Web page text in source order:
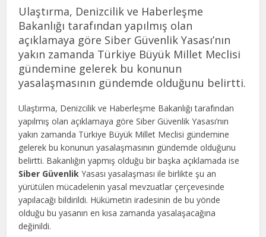
Ulaştırma, Denizcilik ve Haberleşme
Bakanlığı tarafından yapılmış olan
açıklamaya göre Siber Güvenlik Yasası’nın
yakın zamanda Türkiye Büyük Millet Meclisi
gündemine gelerek bu konunun
yasalaşmasının gündemde olduğunu belirtti.
Ulaştırma, Denizcilik ve Haberleşme Bakanlığı tarafından
yapılmış olan açıklamaya göre Siber Güvenlik Yasası’nın
yakın zamanda Türkiye Büyük Millet Meclisi gündemine
gelerek bu konunun yasalaşmasının gündemde olduğunu
belirtti. Bakanlığın yapmış olduğu bir başka açıklamada ise
Siber Güvenlik Yasası yasalaşması ile birlikte şu an
yürütülen mücadelenin yasal mevzuatlar çerçevesinde
yapılacağı bildirildi. Hükümetin iradesinin de bu yönde
olduğu bu yasanın en kısa zamanda yasalaşacağına
değinildi.